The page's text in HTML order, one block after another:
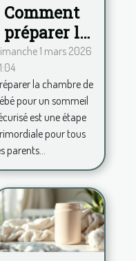
Comment
préparer la
chambre
de bébé
pour un
sommeil
sécurisé ?
1 mars 2026
la chambre de
pour un sommeil
est une étape
pour tous
parents...